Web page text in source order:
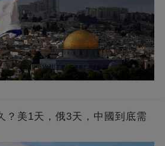
？美1天，俄3天，中國到底需